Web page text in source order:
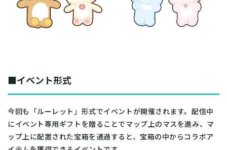
■イベント形式
今回も「ルーレット」形式でイベントが開催されます。配信中
にイベント専用ギフトを贈ることでマップ上のマスを進み、マ
ップ上に配置された宝箱を通過すると、宝箱の中からコラボア